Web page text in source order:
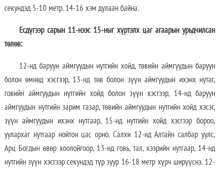
секундэд 5-10 метр. 14-16 хэм дулаан байна.
Есдүгээр сарын 11-нээс 15-ныг хүртэлх цаг агаарын урьдчилсан
төлөв:
12-нд баруун аймгуудын нутгийн хойд, төвийн аймгуудын баруун
болон өмнөд хэсгээр, 13-нд төв болон зүүн аймгуудын ихэнх нутаг,
говийн аймгуудын нутгийн хойд болон зүүн хэсгээр, 14-нд баруун
аймгуудын нутгийн зарим газар, төвийн аймгуудын нутгийн хойд хэсэг,
зүүн аймгуудын ихэнх нутгаар, 15-нд нутгийн хойд хэсгээр бороо,
уулархаг нутгаар нойтон цас орно. Салхи 12-нд Алтайн салбар уулс,
Арц Богдын өвөр хоолойгоор, 13-нд говь, тал, хээрийн нутгаар, 14-нд
нутгийн зүүн хэсгээр секундэд түр зуур 16-18 метр хүрч ширүүснэ. 12-